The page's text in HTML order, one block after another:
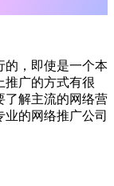
的，即使是一个本
推广的方式有很
了解主流的网络营
的网络推广公司